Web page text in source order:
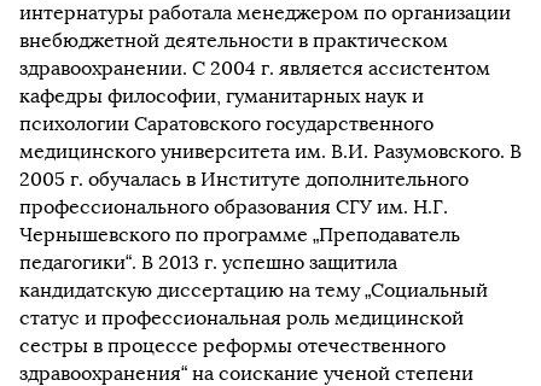
интернатуры работала менеджером по организации
внебюджетной деятельности в практическом
здравоохранении. С 2004 г. является ассистентом
кафедры философии, гуманитарных наук и
психологии Саратовского государственного
медицинского университета им. В.И. Разумовского. В
2005 г. обучалась в Институте дополнительного
профессионального образования СГУ им. Н.Г.
Чернышевского по программе „Преподаватель
педагогики“. В 2013 г. успешно защитила
кандидатскую диссертацию на тему „Социальный
статус и профессиональная роль медицинской
сестры в процессе реформы отечественного
здравоохранения“ на соискание ученой степени